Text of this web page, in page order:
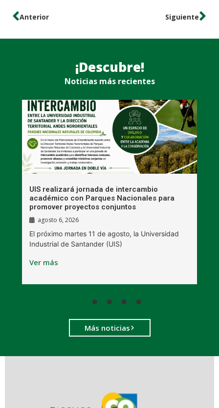
Anterior Siguiente
¡Descubre!
Noticias más recientes
UIS realizará jornada de intercambio
académico con Parques Nacionales para
promover proyectos conjuntos
agosto 6, 2026
El próximo martes 11 de agosto, la Universidad
Industrial de Santander (UIS)
Ver más
Más noticias